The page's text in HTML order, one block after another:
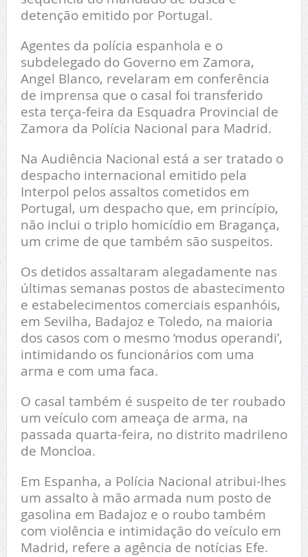
detenção emitido por Portugal.
Agentes da polícia espanhola e o
subdelegado do Governo em Zamora,
Angel Blanco, revelaram em conferência
de imprensa que o casal foi transferido
esta terça-feira da Esquadra Provincial de
Zamora da Polícia Nacional para Madrid.
Na Audiência Nacional está a ser tratado o
despacho internacional emitido pela
Interpol pelos assaltos cometidos em
Portugal, um despacho que, em princípio,
não inclui o triplo homicídio em Bragança,
um crime de que também são suspeitos.
Os detidos assaltaram alegadamente nas
últimas semanas postos de abastecimento
e estabelecimentos comerciais espanhóis,
em Sevilha, Badajoz e Toledo, na maioria
dos casos com o mesmo ‘modus operandi’,
intimidando os funcionários com uma
arma e com uma faca.
O casal também é suspeito de ter roubado
um veículo com ameaça de arma, na
passada quarta-feira, no distrito madrileno
de Moncloa.
Em Espanha, a Polícia Nacional atribui-lhes
um assalto à mão armada num posto de
gasolina em Badajoz e o roubo também
com violência e intimidação do veículo em
Madrid, refere a agência de notícias Efe.